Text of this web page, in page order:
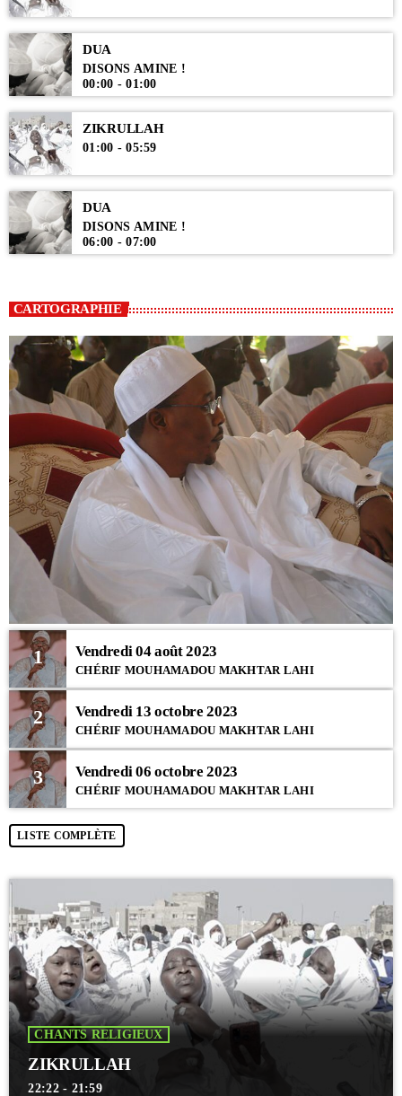
DUA
DISONS AMINE !
00:00 - 01:00
ZIKRULLAH
01:00 - 05:59
DUA
DISONS AMINE !
06:00 - 07:00
CARTOGRAPHIE
1 Vendredi 04 août 2023
CHÉRIF MOUHAMADOU MAKHTAR LAHI
2 Vendredi 13 octobre 2023
CHÉRIF MOUHAMADOU MAKHTAR LAHI
3 Vendredi 06 octobre 2023
CHÉRIF MOUHAMADOU MAKHTAR LAHI
LISTE COMPLÈTE
CHANTS RELIGIEUX
ZIKRULLAH
22:22 - 21:59